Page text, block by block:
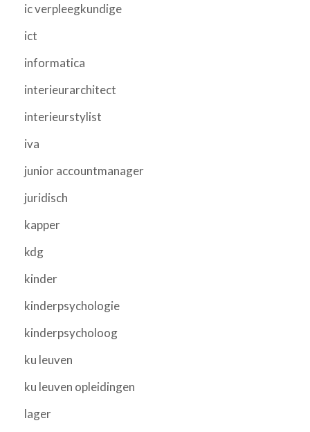
ic verpleegkundige
ict
informatica
interieurarchitect
interieurstylist
iva
junior accountmanager
juridisch
kapper
kdg
kinder
kinderpsychologie
kinderpsycholoog
ku leuven
ku leuven opleidingen
lager